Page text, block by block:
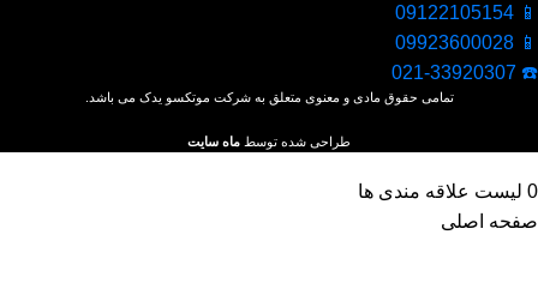
📱 09122105154
📱 09923600028
☎️ 021-33920307
تمامی حقوق مادی و معنوی متعلق به شرکت موتکسو یدک می باشد.
طراحی شده توسط ماه سایت
0 لیست علاقه مندی ها
صفحه اصلی